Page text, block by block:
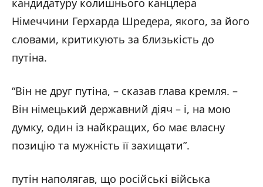
кандидатуру колишнього канцлера
Німеччини Герхарда Шредера, якого, за його
словами, критикують за близькість до
путіна.
“Він не друг путіна, – сказав глава кремля. –
Він німецький державний діяч – і, на мою
думку, один із найкращих, бо має власну
позицію та мужність її захищати”.
путін наполягав, що російські війська